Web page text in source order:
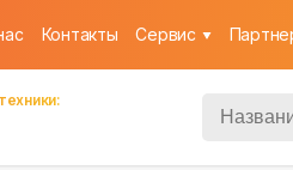
Контакты Cервис